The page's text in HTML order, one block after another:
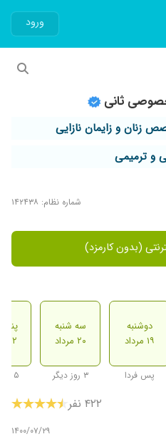
ورود
ثانی
زنان و زایمان نازایی
و ترمیمی
شماره نظام: ۱۴۲۴۳۸
(بدون کارمزد)
دوشنبه
۱۹ مرداد
پس فردا
سه شنبه
۲۰ مرداد
۳ روز دیگر
پنج
۲۲ مرداد
۵ روز دیگر
۴۲۲ نفر
۱۴۰۰/۰۷/۲۹